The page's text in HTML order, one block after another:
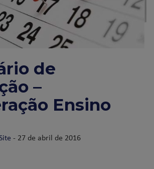
de
–
Ensino
- 27 de abril de 2016